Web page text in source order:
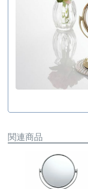
関連商品